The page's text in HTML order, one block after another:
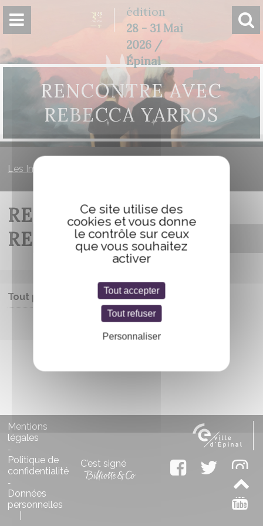
édition
28 - 31 Mai
2026 /
Épinal
RENCONTRE AVEC
REBECCA YARROS
Les Imaginales
RENCONTRE AVEC
REBECCA YARROS
Tout public
Entrée libre
Mentions
légales
-
Politique de
confidentialité
-
Données
personnelles
C’est signé
Panneau de gestion des cookies
Ce site utilise des
cookies et vous donne
le contrôle sur ceux
que vous souhaitez
activer
Tout accepter
Tout refuser
Personnaliser